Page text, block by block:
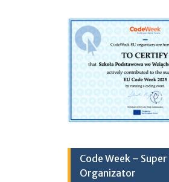
Code Week – Super
Organizator